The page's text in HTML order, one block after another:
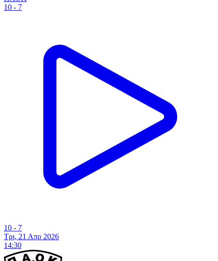
10 - 7
10 - 7
Τρι, 21 Απρ 2026
14:30